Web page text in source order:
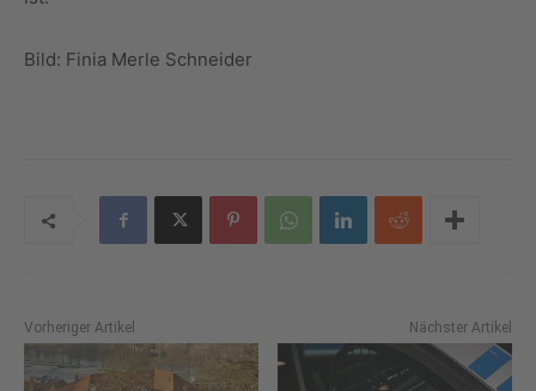
Bild: Finia Merle Schneider
Vorheriger Artikel Nächster Artikel